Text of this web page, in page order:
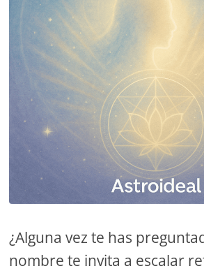
¿Alguna vez te has
nombre te invita a escalar